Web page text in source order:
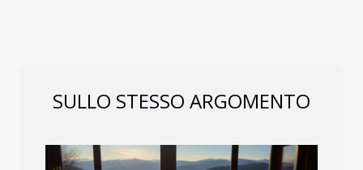
SULLO STESSO ARGOMENTO